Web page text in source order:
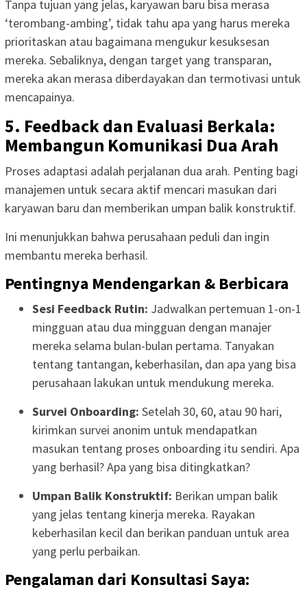
Tanpa tujuan yang jelas, karyawan baru bisa merasa
‘terombang-ambing’, tidak tahu apa yang harus mereka
prioritaskan atau bagaimana mengukur kesuksesan
mereka. Sebaliknya, dengan target yang transparan,
mereka akan merasa diberdayakan dan termotivasi untuk
mencapainya.
5. Feedback dan Evaluasi Berkala:
Membangun Komunikasi Dua Arah
Proses adaptasi adalah perjalanan dua arah. Penting bagi
manajemen untuk secara aktif mencari masukan dari
karyawan baru dan memberikan umpan balik konstruktif.
Ini menunjukkan bahwa perusahaan peduli dan ingin
membantu mereka berhasil.
Pentingnya Mendengarkan & Berbicara
Sesi Feedback Rutin: Jadwalkan pertemuan 1-on-1
mingguan atau dua mingguan dengan manajer
mereka selama bulan-bulan pertama. Tanyakan
tentang tantangan, keberhasilan, dan apa yang bisa
perusahaan lakukan untuk mendukung mereka.
Survei Onboarding: Setelah 30, 60, atau 90 hari,
kirimkan survei anonim untuk mendapatkan
masukan tentang proses onboarding itu sendiri. Apa
yang berhasil? Apa yang bisa ditingkatkan?
Umpan Balik Konstruktif: Berikan umpan balik
yang jelas tentang kinerja mereka. Rayakan
keberhasilan kecil dan berikan panduan untuk area
yang perlu perbaikan.
Pengalaman dari Konsultasi Saya: